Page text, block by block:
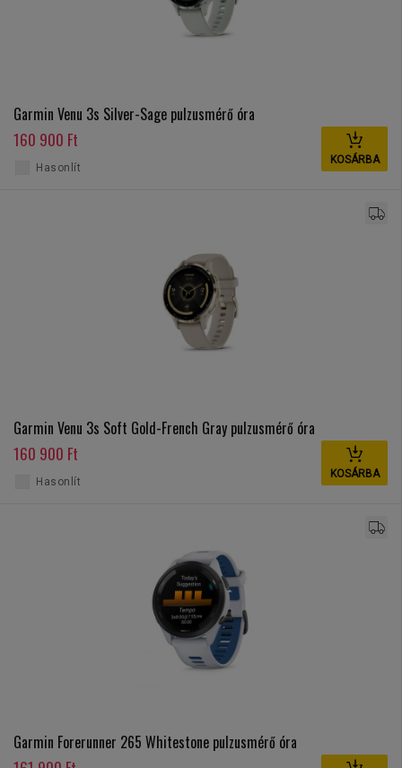
Garmin Venu 3s Silver-Sage pulzusmérő óra
160 900 Ft
KOSÁRBA
Hasonlít
Garmin Venu 3s Soft Gold-French Gray pulzusmérő óra
160 900 Ft
KOSÁRBA
Hasonlít
Garmin Forerunner 265 Whitestone pulzusmérő óra